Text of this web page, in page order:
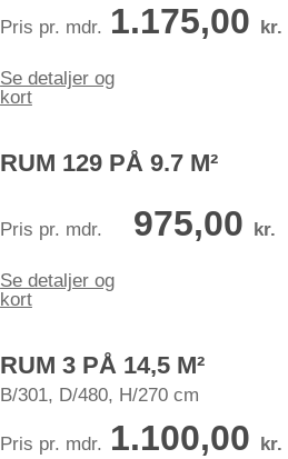
Pris pr. mdr. 1.175,00 kr.
Se detaljer og
kort
RUM 129 PÅ 9.7 M²
Pris pr. mdr. 975,00 kr.
Se detaljer og
kort
RUM 3 PÅ 14,5 M²
B/301, D/480, H/270 cm
Pris pr. mdr. 1.100,00 kr.